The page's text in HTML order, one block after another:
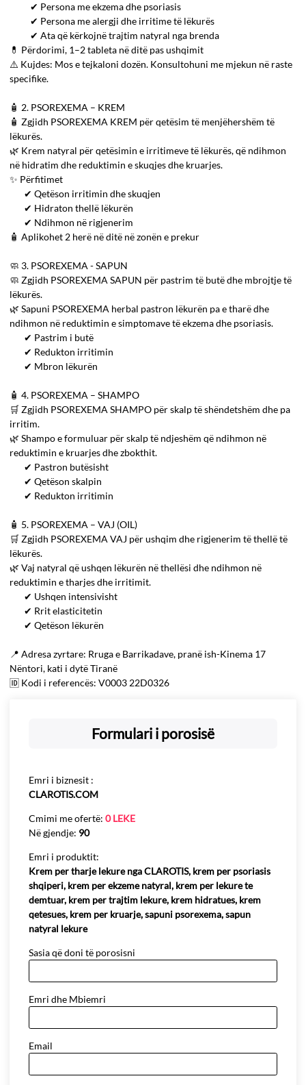
✔ Persona me ekzema dhe psoriasis
✔ Persona me alergji dhe irritime të lëkurës
✔ Ata që kërkojnë trajtim natyral nga brenda
💊 Përdorimi, 1–2 tableta në ditë pas ushqimit
⚠️ Kujdes: Mos e tejkaloni dozën. Konsultohuni me mjekun në raste
specifike.
🧴 2. PSOREXEMA – KREM
🧴 Zgjidh PSOREXEMA KREM për qetësim të menjëhershëm të
lëkurës.
🌿 Krem natyral për qetësimin e irritimeve të lëkurës, që ndihmon
në hidratim dhe reduktimin e skuqjes dhe kruarjes.
✨ Përfitimet
✔ Qetëson irritimin dhe skuqjen
✔ Hidraton thellë lëkurën
✔ Ndihmon në rigjenerim
🧴 Aplikohet 2 herë në ditë në zonën e prekur
🧼 3. PSOREXEMA - SAPUN
🧼 Zgjidh PSOREXEMA SAPUN për pastrim të butë dhe mbrojtje të
lëkurës.
🌿 Sapuni PSOREXEMA herbal pastron lëkurën pa e tharë dhe
ndihmon në reduktimin e simptomave të ekzema dhe psoriasis.
✔ Pastrim i butë
✔ Redukton irritimin
✔ Mbron lëkurën
🧴 4. PSOREXEMA – SHAMPO
🛒 Zgjidh PSOREXEMA SHAMPO për skalp të shëndetshëm dhe pa
irritim.
🌿 Shampo e formuluar për skalp të ndjeshëm që ndihmon në
reduktimin e kruarjes dhe zbokthit.
✔ Pastron butësisht
✔ Qetëson skalpin
✔ Redukton irritimin
🧴 5. PSOREXEMA – VAJ (OIL)
🛒 Zgjidh PSOREXEMA VAJ për ushqim dhe rigjenerim të thellë të
lëkurës.
🌿 Vaj natyral që ushqen lëkurën në thellësi dhe ndihmon në
reduktimin e tharjes dhe irritimit.
✔ Ushqen intensivisht
✔ Rrit elasticitetin
✔ Qetëson lëkurën
📍 Adresa zyrtare: Rruga e Barrikadave, pranë ish-Kinema 17
Nëntori, kati i dytë Tiranë
🆔 Kodi i referencës: V0003 22D0326
Formulari i porosisë
Emri i biznesit :
CLAROTIS.COM
Cmimi me ofertë: 0 LEKE
Në gjendje: 90
Emri i produktit:
Krem per tharje lekure nga CLAROTIS, krem per psoriasis
shqiperi, krem per ekzeme natyral, krem per lekure te
demtuar, krem per trajtim lekure, krem hidratues, krem
qetesues, krem per kruarje, sapuni psorexema, sapun
natyral lekure
Sasia që doni të porosisni
Emri dhe Mbiemri
Email